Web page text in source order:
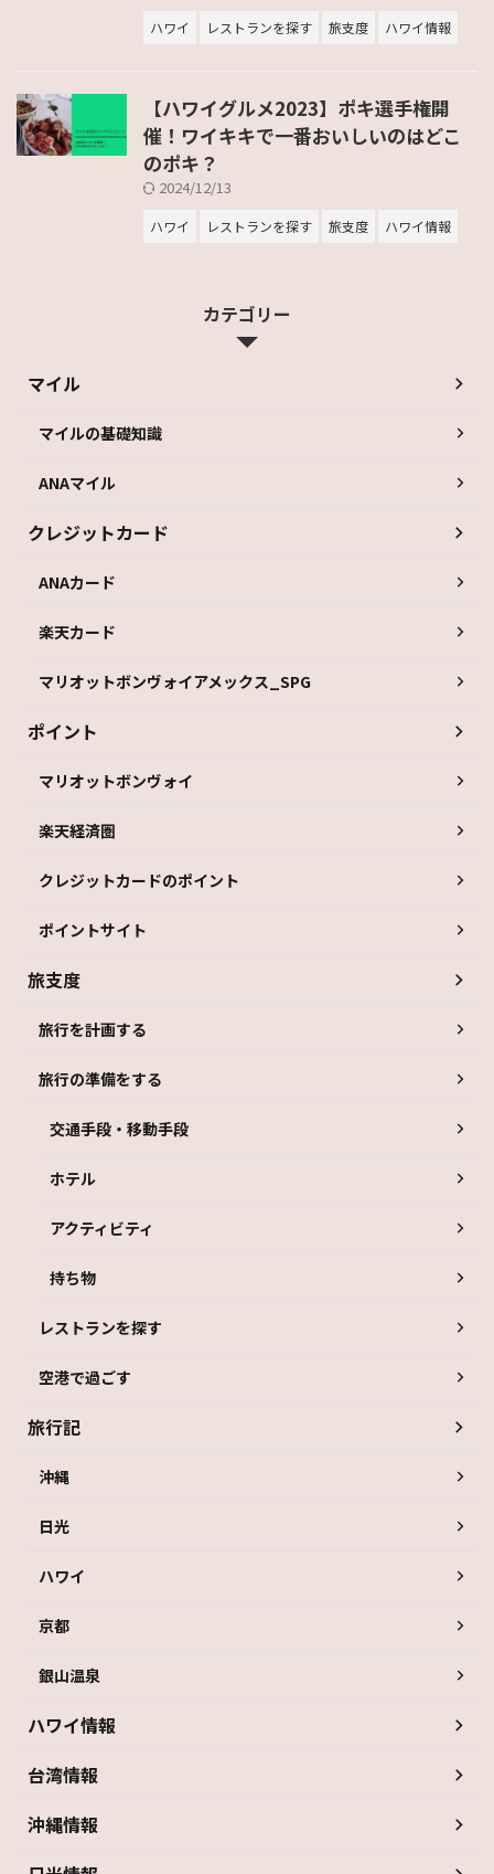
ハワイ レストランを探す 旅支度 ハワイ情報
【ハワイグルメ2023】ポキ選手権開
催！ワイキキで一番おいしいのはどこ
のポキ？
2024/12/13
ハワイ レストランを探す 旅支度 ハワイ情報
カテゴリー
マイル
マイルの基礎知識
ANAマイル
クレジットカード
ANAカード
楽天カード
マリオットボンヴォイアメックス_SPG
ポイント
マリオットボンヴォイ
楽天経済圏
クレジットカードのポイント
ポイントサイト
旅支度
旅行を計画する
旅行の準備をする
交通手段・移動手段
ホテル
アクティビティ
持ち物
レストランを探す
空港で過ごす
旅行記
沖縄
日光
ハワイ
京都
銀山温泉
ハワイ情報
台湾情報
沖縄情報